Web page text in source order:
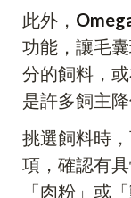
此外，
功能，讓毛
分的飼料，
是許多飼主
挑選飼料時
項，確認有
「肉粉」或